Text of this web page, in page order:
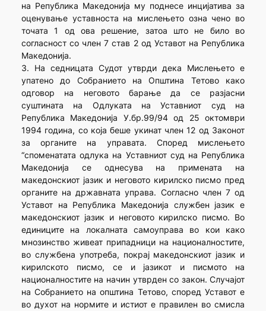
на Република Македонија му поднесе инцијатива за
оценување уставноста на мислењето озна чено во
точата 1 од ова решение, затоа што не било во
согласност со член 7 став 2 од Уставот на Република
Македонија.
3. На седницата Судот утврди дека Мислењето е
упатено до Собранието на Општина Тетово како
одговор на неговото барање да се разјасни
суштината на Одлуката на Уставниот суд на
Република Македонија У.бр.99/94 од 25 октомври
1994 година, со која беше укинат член 12 од Законот
за органите на управата. Според мислењето
“споменатата одлука на Уставниот суд на Република
Македонија се однесува на примената на
македонскиот јазик и неговото кирилско писмо пред
органите на државната управа. Согласно член 7 од
Уставот на Република Македонија службен јазик е
македонскиот јазик и неговото кирилско писмо. Во
единиците на локалната самоуправа во кои како
мнозинство живеат припадници на националностите,
во службена употреба, покрај македонскиот јазик и
кирилското писмо, се и јазикот и писмото на
националностите на начин утврден со закон. Случајот
на Собранието на општина Тетово, според Уставот е
во духот на нормите и истиот е правилен во смисла